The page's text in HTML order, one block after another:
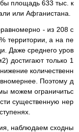
площадь 633 тыс. к
или Афганистана.
- из 208 с
территории, а на пе
Даже среднего уров
достигают только 1
количественн
Поэтому д
можем ограничитьс
существенную нер
наблюдаем сходны